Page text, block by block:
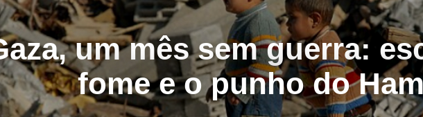
um mês sem guerra:
fome e o punho do